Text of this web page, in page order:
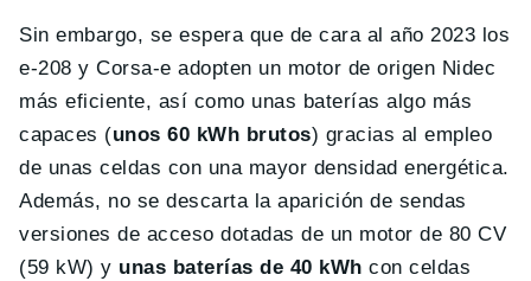
Sin embargo, se espera que de cara al año 2023 los
e-208 y Corsa-e adopten un motor de origen Nidec
más eficiente, así como unas baterías algo más
capaces (unos 60 kWh brutos) gracias al empleo
de unas celdas con una mayor densidad energética.
Además, no se descarta la aparición de sendas
versiones de acceso dotadas de un motor de 80 CV
(59 kW) y unas baterías de 40 kWh con celdas